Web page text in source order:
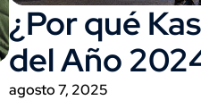
¿Por qué
del Año
agosto 7, 2025